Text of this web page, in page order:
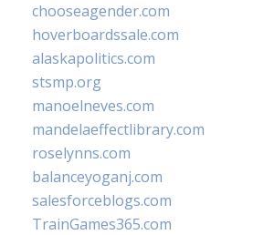
chooseagender.com
hoverboardssale.com
alaskapolitics.com
stsmp.org
manoelneves.com
mandelaeffectlibrary.com
roselynns.com
balanceyoganj.com
salesforceblogs.com
TrainGames365.com